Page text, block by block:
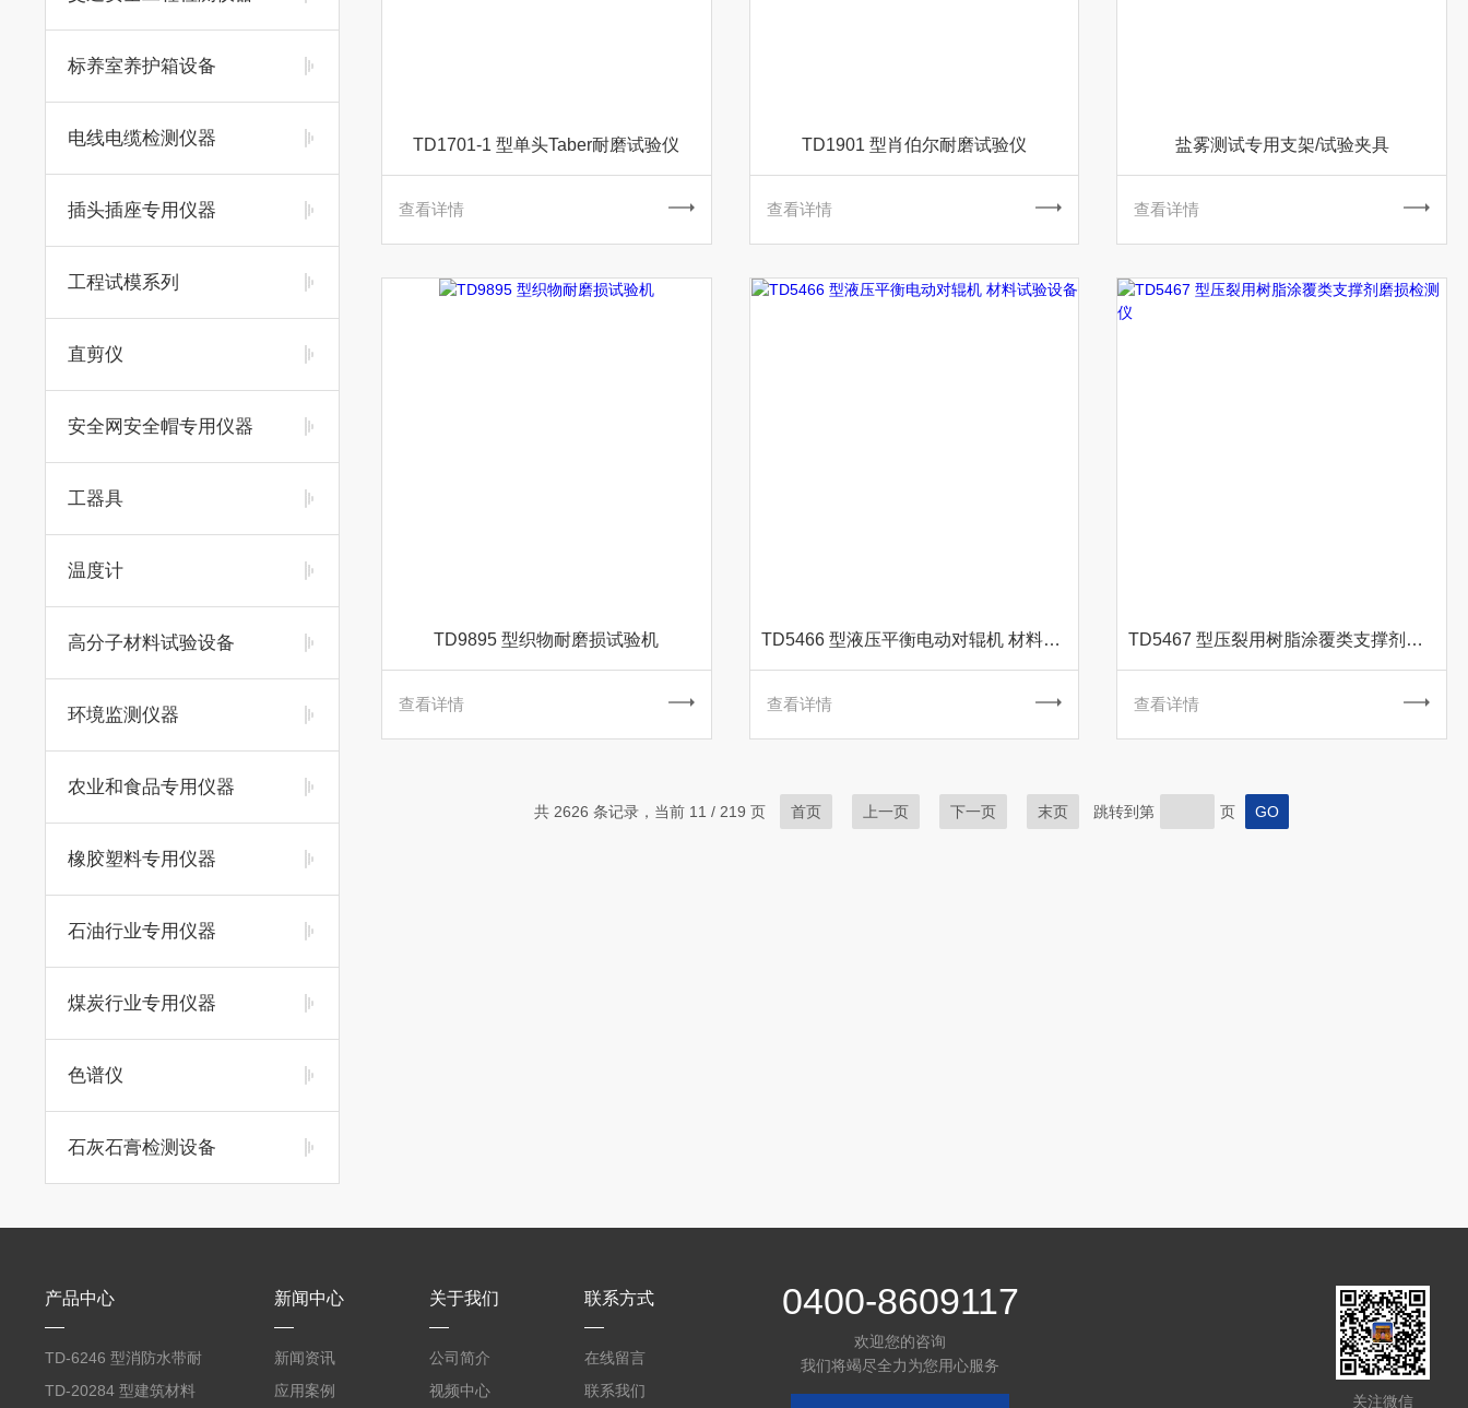
标养室养护箱设备
电线电缆检测仪器
插头插座专用仪器
工程试模系列
直剪仪
安全网安全帽专用仪器
工器具
温度计
高分子材料试验设备
环境监测仪器
农业和食品专用仪器
橡胶塑料专用仪器
石油行业专用仪器
煤炭行业专用仪器
色谱仪
石灰石膏检测设备
TD1701-1 型单头Taber耐磨试验仪
查看详情
TD1901 型肖伯尔耐磨试验仪
查看详情
盐雾测试专用支架/试验夹具
查看详情
TD9895 型织物耐磨损试验机
查看详情
TD5466 型液压平衡电动对辊机 材料试验设备
查看详情
TD5467 型压裂用树脂涂覆类支撑剂磨损检测仪
查看详情
共 2626 条记录，当前 11 / 219 页 首页 上一页 下一页 末页 跳转到第 页
产品中心
TD‑6246 型消防水带耐
磨试验机
TD‑20284 型建筑材料
新闻中心
新闻资讯
应用案例
关于我们
公司简介
视频中心
联系方式
在线留言
联系我们
0400-8609117
欢迎您的咨询
我们将竭尽全力为您用心服务
关注微信